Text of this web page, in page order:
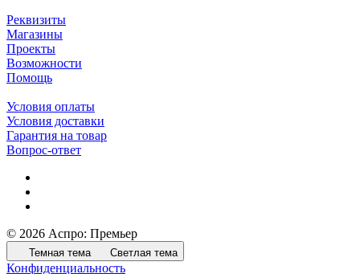
Реквизиты
Магазины
Проекты
Возможности
Помощь
Условия оплаты
Условия доставки
Гарантия на товар
Вопрос-ответ
© 2026 Аспро: Премьер
Темная тема Светлая тема
Конфиденциальность